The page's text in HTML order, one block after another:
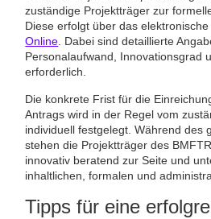
zuständige Projektträger zur
Diese erfolgt über das
Online. Dabei sind detaillierte
Personalaufwand, Innovationsgrad
erforderlich.
Die konkrete Frist für die
Antrags wird in der Regel vom
individuell festgelegt. Während des
stehen die Projektträger des
innovativ beratend zur Seite und
inhaltlichen, formalen und
Tipps für eine